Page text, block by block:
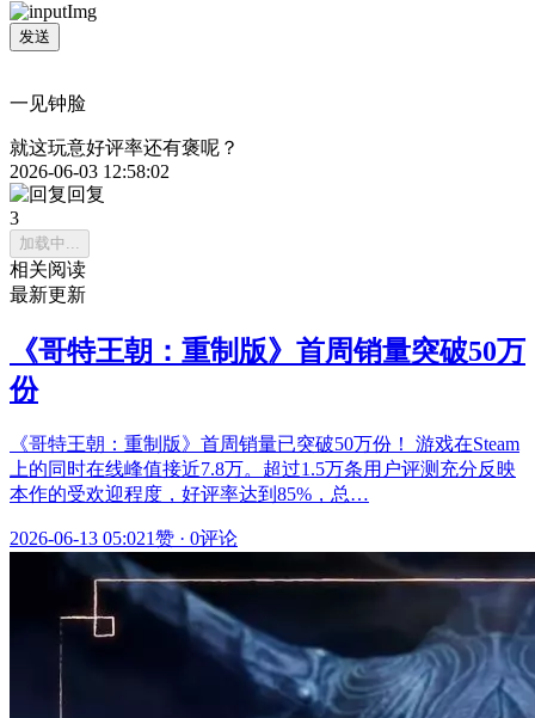
发送
一见钟脸
就这玩意好评率还有褒呢？
2026-06-03 12:58:02
回复
3
加载中...
相关阅读
最新更新
《哥特王朝：重制版》首周销量突破50万
份
《哥特王朝：重制版》首周销量已突破50万份！ 游戏在Steam
上的同时在线峰值接近7.8万。超过1.5万条用户评测充分反映
本作的受欢迎程度，好评率达到85%，总…
2026-06-13 05:021赞 · 0评论